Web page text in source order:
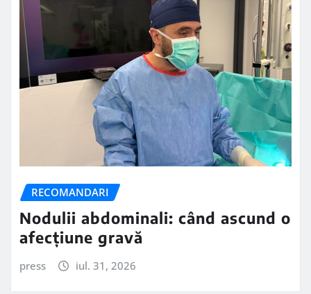
RECOMANDARI
Nodulii abdominali: când ascund o
afecțiune gravă
press iul. 31, 2026